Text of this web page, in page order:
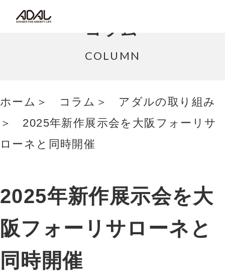
コラム
最新情報/ニュース
採用情報
コラム
COLUMN
ホーム コラム
アダルの取り組み
2025年新作展示会を大阪フォーリサ
ローネと同時開催
2025年新作展示会を大
阪フォーリサローネと
同時開催